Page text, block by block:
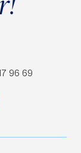
96 69